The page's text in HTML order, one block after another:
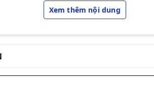
độ nhanh
Xem thêm nội dung